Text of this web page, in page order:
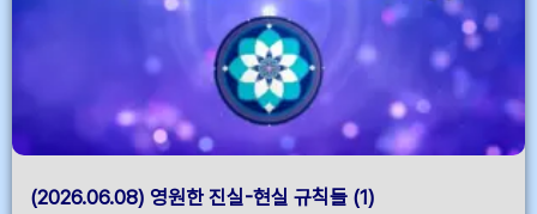
(2026.06.08) 영원한 진실-현실 규칙들 (1)